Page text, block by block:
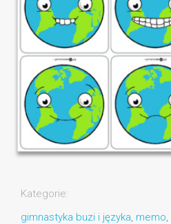
Kategorie:
gimnastyka buzi i języka, memo,